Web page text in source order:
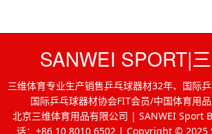
SANWEI SPORT|
三维体育专业生产销售乒乓球器材32年、国际
国际乒乓球器材协会FIT会员/中国体育用品
北京三维体育用品有限公司 | SANWEI Sport
话：+86 10 8010 6502 | Copyright © 2025